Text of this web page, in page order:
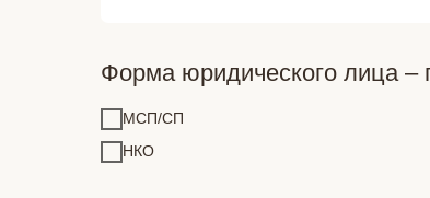
Форма юридического лица –
МСП/СП
НКО